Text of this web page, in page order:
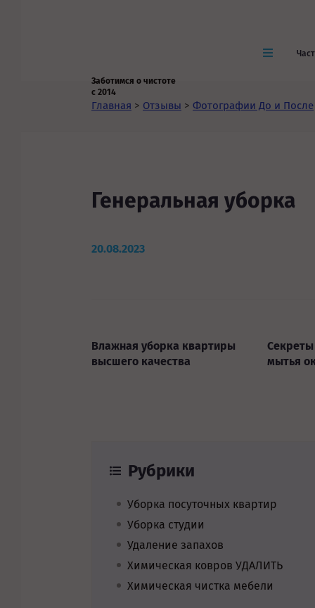
Заботимся о чистоте
с 2014
Главная > Отзывы > Фотографии До и После
Генеральная уборка
20.08.2023
Влажная уборка квартиры
высшего качества
Секреты
мытья
Рубрики
Уборка посуточных квартир
Уборка студии
Удаление запахов
Химическая ковров УДАЛИТЬ
Химическая чистка мебели